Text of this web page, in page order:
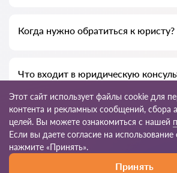
темы вопроса.
Когда нужно обратиться к юристу?
жалобах или необходимости разъяснения
Что входит в юридическую
Анализ ситуации, разъяснение норм закона,
решения, рекомендации и пошаговый план
Карта сайта
Этот сайт использует файлы cookie для
контента и рекламных сообщений, сбора
целей. Вы можете ознакомиться с нашей
Если вы даете согласие на
нажмите «Принять».
Принять